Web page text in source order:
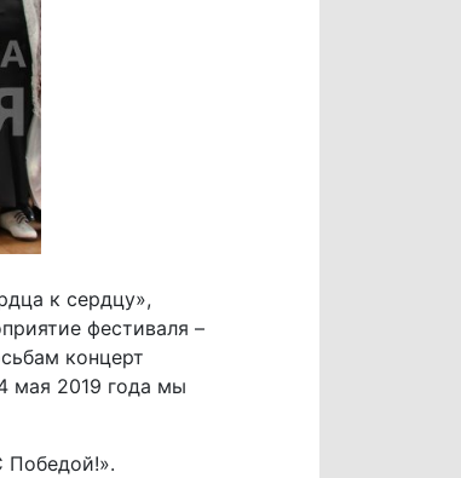
к сердцу»,
фестиваля –
концерт
мая 2019 года мы
Победой!».